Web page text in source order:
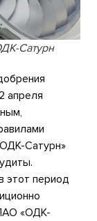
Сатурн
апреля
Сатурн»
этот период
«ОДК-